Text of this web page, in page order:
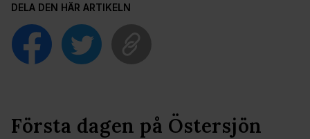
DELA DEN HÄR ARTIKELN
Första dagen på Östersjön